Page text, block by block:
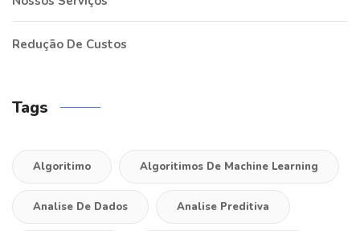
Redução De Custos
Tags
Algoritimo Algoritimos De Machine Learning
Analise De Dados Analise Preditiva